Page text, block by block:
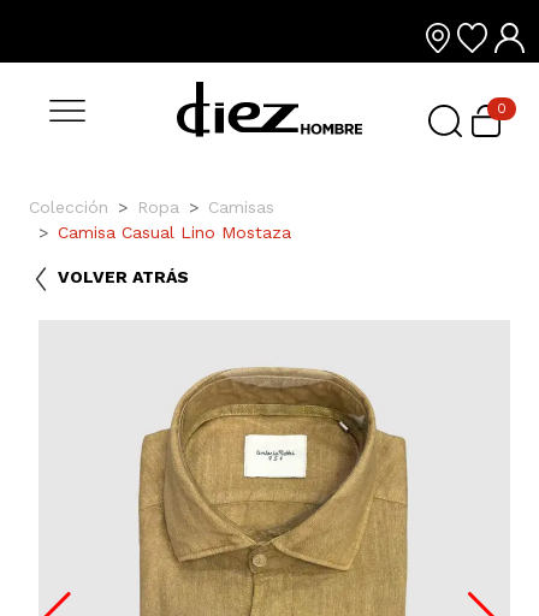
0
Colección Ropa
Camisas
Camisa Casual Lino Mostaza
VOLVER ATRÁS